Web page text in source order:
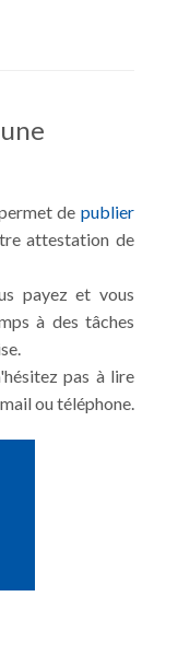
de publier
attestation de
payez et vous
à des tâches
pas à lire
ou téléphone.